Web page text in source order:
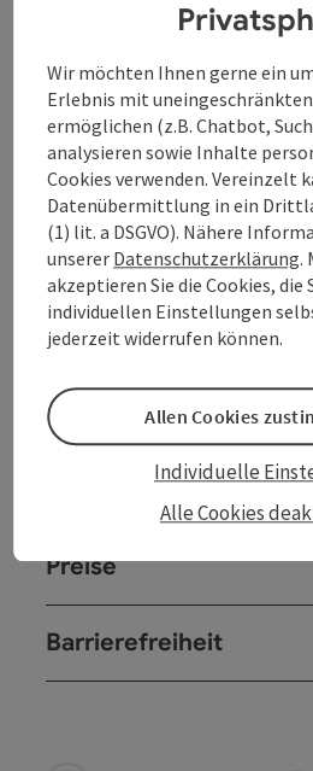
Wird der Brief rechtzeitig
Wünsche damit erfüllt? Eine
Weihnachtsgeschichte erwartet
nicht verpassen.
Kontakt
Veranstaltungsort
Anreise/Lage
Preise
Barrierefreiheit
Wir möchten Ihnen gerne ein
Erlebnis mit
ermöglichen (z.B. Chatbot,
analysieren sowie Inhalte
Cookies verwenden. Vereinzelt
Datenübermittlung in ein
(1) lit. a DSGVO). Nähere
unserer Datenschutzerklärung.
akzeptieren Sie die Cookies, die
individuellen Einstellungen
jederzeit widerrufen können.
Alle Cookies
Individuelle
Allen Cookies